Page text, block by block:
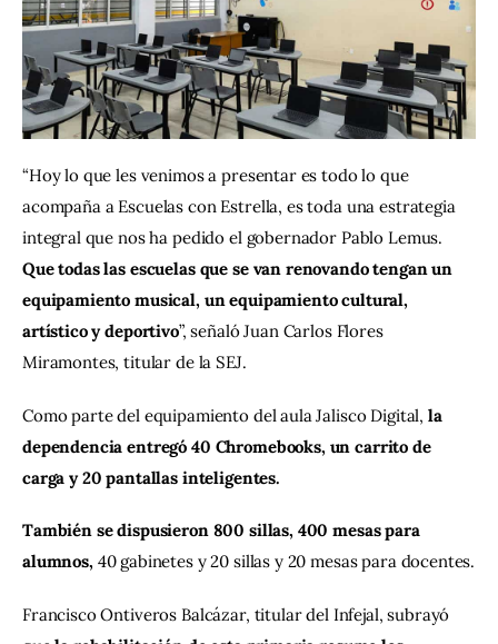
“Hoy lo que les venimos a presentar es todo lo que
acompaña a Escuelas con Estrella, es toda una estrategia
integral que nos ha pedido el gobernador Pablo Lemus.
Que todas las escuelas que se van renovando tengan un
equipamiento musical, un equipamiento cultural,
artístico y deportivo”, señaló Juan Carlos Flores
Miramontes, titular de la SEJ.
Como parte del equipamiento del aula Jalisco Digital, la
dependencia entregó 40 Chromebooks, un carrito de
carga y 20 pantallas inteligentes.
También se dispusieron 800 sillas, 400 mesas para
alumnos, 40 gabinetes y 20 sillas y 20 mesas para docentes.
Francisco Ontiveros Balcázar, titular del Infejal, subrayó